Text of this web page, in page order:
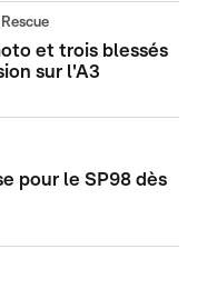
et trois blessés
sur l'A3
pour le SP98 dès